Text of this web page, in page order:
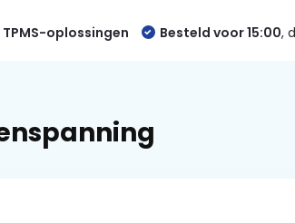
TPMS-oplossingen Besteld voor 15:00,